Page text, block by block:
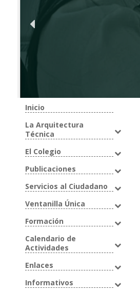
Inicio
La Arquitectura
Técnica
El Colegio
Publicaciones
Servicios al Ciudadano
Ventanilla Única
Formación
Calendario de
Actividades
Enlaces
Informativos